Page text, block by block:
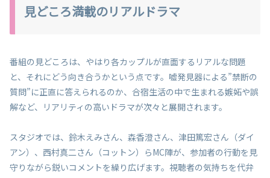
見どころ満載のリアルドラマ
番組の見どころは、やはり各カップルが直面するリアルな問題
と、それにどう向き合うかという点です。嘘発見器による”禁断の
質問”に正直に答えられるのか、合宿生活の中で生まれる嫉妬や誤
解など、リアリティの高いドラマが次々と展開されます。
スタジオでは、鈴木えみさん、森香澄さん、津田篤宏さん（ダイ
アン）、西村真二さん（コットン）らMC陣が、参加者の行動を見
守りながら鋭いコメントを繰り広げます。視聴者の気持ちを代弁